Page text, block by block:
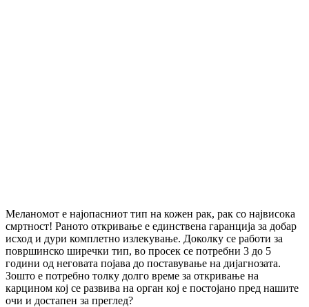
Меланомот е најопасниот тип на кожен рак, рак со највисока
смртност! Раното откривање е единствена гаранција за добар
исход и дури комплетно излекување. Доколку се работи за
површинско ширечки тип, во просек се потребни 3 до 5
години од неговата појава до поставување на дијагнозата.
Зошто е потребно толку долго време за откривање на
карцином кој се развива на орган кој е постојано пред нашите
очи и достапен за преглед?